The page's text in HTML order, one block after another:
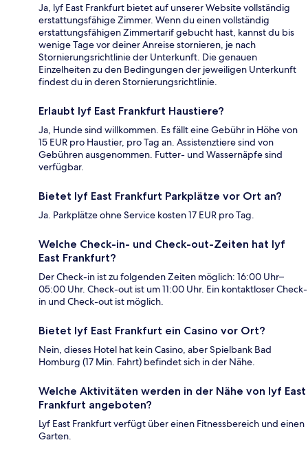
Ja, lyf East Frankfurt bietet auf unserer Website vollständig
erstattungsfähige Zimmer. Wenn du einen vollständig
erstattungsfähigen Zimmertarif gebucht hast, kannst du bis
wenige Tage vor deiner Anreise stornieren, je nach
Stornierungsrichtlinie der Unterkunft. Die genauen
Einzelheiten zu den Bedingungen der jeweiligen Unterkunft
findest du in deren Stornierungsrichtlinie.
Erlaubt lyf East Frankfurt Haustiere?
Ja, Hunde sind willkommen. Es fällt eine Gebühr in Höhe von
15 EUR pro Haustier, pro Tag an. Assistenztiere sind von
Gebühren ausgenommen. Futter- und Wassernäpfe sind
verfügbar.
Bietet lyf East Frankfurt Parkplätze vor Ort an?
Ja. Parkplätze ohne Service kosten 17 EUR pro Tag.
Welche Check-in- und Check-out-Zeiten hat lyf
East Frankfurt?
Der Check-in ist zu folgenden Zeiten möglich: 16:00 Uhr–
05:00 Uhr. Check-out ist um 11:00 Uhr. Ein kontaktloser Check-
in und Check-out ist möglich.
Bietet lyf East Frankfurt ein Casino vor Ort?
Nein, dieses Hotel hat kein Casino, aber Spielbank Bad
Homburg (17 Min. Fahrt) befindet sich in der Nähe.
Welche Aktivitäten werden in der Nähe von lyf East
Frankfurt angeboten?
Lyf East Frankfurt verfügt über einen Fitnessbereich und einen
Garten.